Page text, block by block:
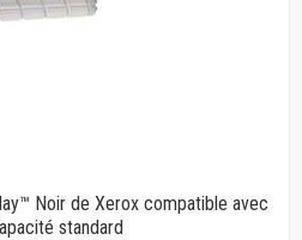
Noir de Xerox compatible avec
standard